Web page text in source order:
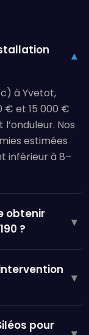
▾
à Yvetot,
€ et 15 000 €
Nos
estimées
inférieur à 8–
obtenir
?
▾
▾
pour